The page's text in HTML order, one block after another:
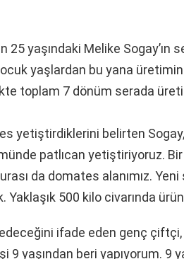
yaşındaki Melike Sogay’ın
yaşlardan bu yana
toplam 7 dönüm serada
yetiştirdiklerini belirten
patlıcan yetiştiriyoruz.
da domates alanımız.
500 kilo civarında ürün
ifade eden genç
yaşından beri yapıyorum. 9